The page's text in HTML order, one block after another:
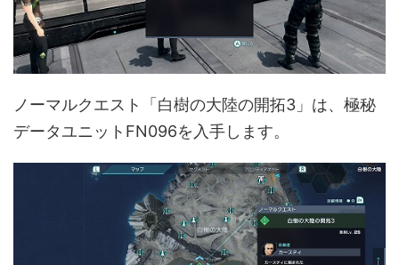
ノーマルクエスト「白樹の大陸の開拓3」は、極秘
データユニットFN096を入手します。